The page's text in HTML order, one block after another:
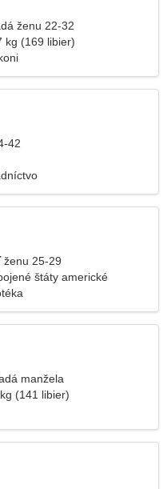
ženu 22-32
kg (169 libier)
42
ženu 25-29
štáty americké
manžela
(141 libier)